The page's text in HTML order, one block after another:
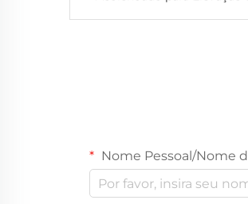
Bumbum Personalizada
Nome Pessoal/Nome